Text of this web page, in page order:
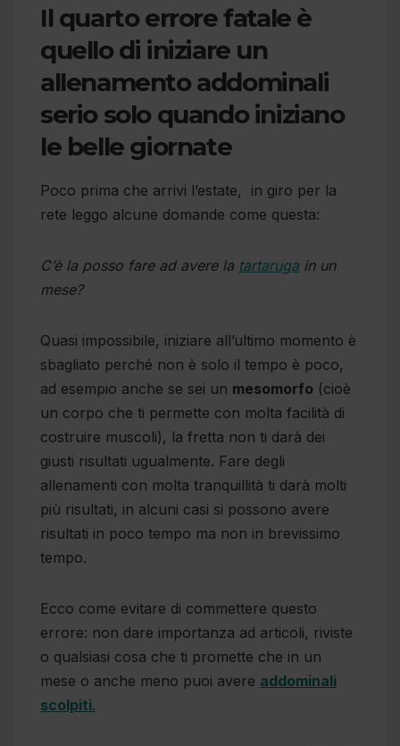
Il quarto errore fatale è
quello di iniziare un
allenamento addominali
serio solo quando iniziano
le belle giornate
Poco prima che arrivi l’estate, in giro per la
rete leggo alcune domande come questa:
C’è la posso fare ad avere la tartaruga in un
mese?
Quasi impossibile, iniziare all’ultimo momento è
sbagliato perché non è solo il tempo è poco,
ad esempio anche se sei un mesomorfo (cioè
un corpo che ti permette con molta facilità di
costruire muscoli), la fretta non ti darà dei
giusti risultati ugualmente. Fare degli
allenamenti con molta tranquillità ti darà molti
più risultati, in alcuni casi si possono avere
risultati in poco tempo ma non in brevissimo
tempo.
Ecco come evitare di commettere questo
errore: non dare importanza ad articoli, riviste
o qualsiasi cosa che ti promette che in un
mese o anche meno puoi avere addominali
scolpiti.